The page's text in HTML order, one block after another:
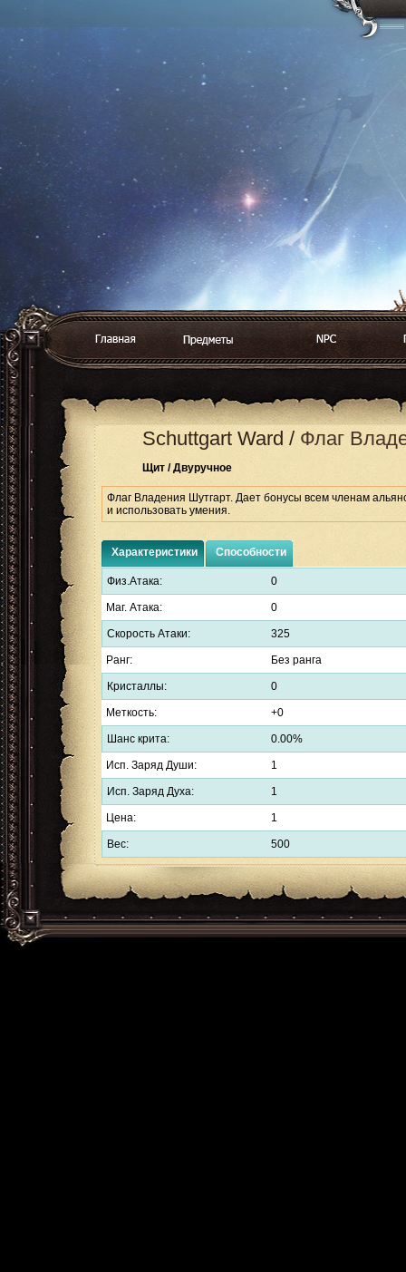
Schuttgart Ward / Флаг
Щит / Двуручное
Флаг Владения Шутгарт. Дает бонусы всем членам
и использовать умения.
Характеристики Способности
Физ.Атака: 0
Маг. Атака: 0
Скорость Атаки: 325
Ранг: Без ранга
Кристаллы: 0
Меткость: +0
Шанс крита: 0.00%
Исп. Заряд Души: 1
Исп. Заряд Духа: 1
Цена: 1
Вес: 500